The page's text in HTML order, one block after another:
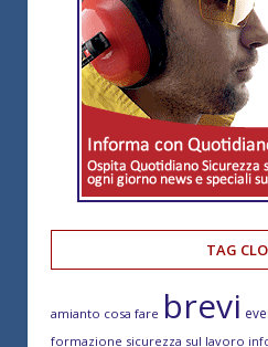
TAG
amianto cosa fare brevi
formazione sicurezza sul lavoro